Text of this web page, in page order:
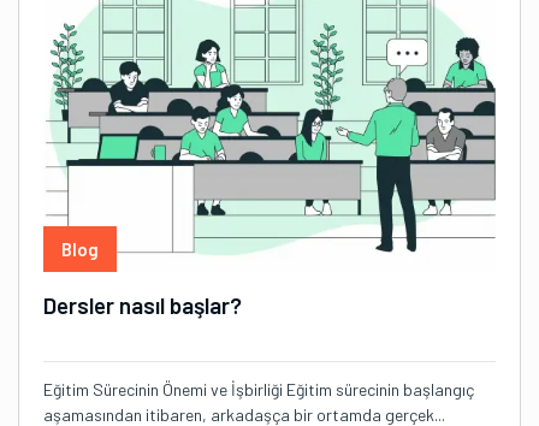
Blog
Dersler nasıl başlar?
Eğitim Sürecinin Önemi ve İşbirliği Eğitim sürecinin başlangıç
aşamasından itibaren, arkadaşça bir ortamda gerçek...